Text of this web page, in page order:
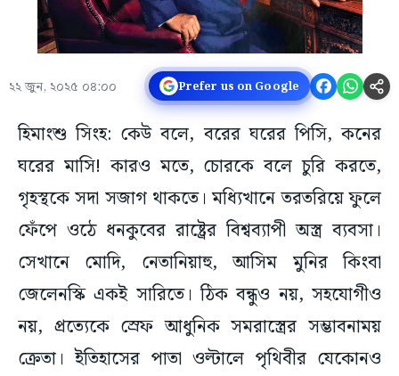
২২ জুন, ২০২৫ ০৪:০০ Prefer us on Google
হিমাংশু সিংহ: কেউ বলে, বরের ঘরের পিসি, কনের
ঘরের মাসি! কারও মতে, চোরকে বলে চুরি করতে,
গৃহস্থকে সদা সজাগ থাকতে। মধ্যিখানে তরতরিয়ে ফুলে
ফেঁপে ওঠে ধনকুবের রাষ্ট্রের বিশ্বব্যাপী অস্ত্র ব্যবসা।
সেখানে মোদি, নেতানিয়াহু, আসিম মুনির কিংবা
জেলেনস্কি একই সারিতে। ঠিক বন্ধুও নয়, সহযোগীও
নয়, প্রত্যেকে স্রেফ আধুনিক সমরাস্ত্রের সম্ভাবনাময়
ক্রেতা। ইতিহাসের পাতা ওল্টালে পৃথিবীর যেকোনও